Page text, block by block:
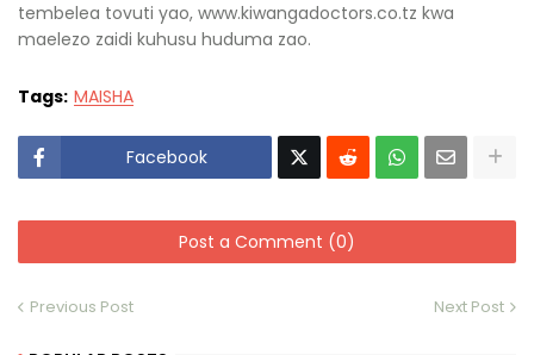
tembelea tovuti yao, www.kiwangadoctors.co.tz kwa
maelezo zaidi kuhusu huduma zao.
Tags: MAISHA
Facebook
Post a Comment (0)
Previous Post Next Post